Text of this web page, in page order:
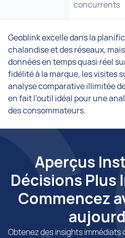
concurrents
Geoblink excelle dans la
chalandise et des réseaux,
données en temps quasi réel
fidélité à la marque, les visites
analyse comparative illimitée
en fait l’outil idéal pour une
des consommateurs.
Aperçus
Décisions Plus
Commencez
Obtenez des insights immédiats